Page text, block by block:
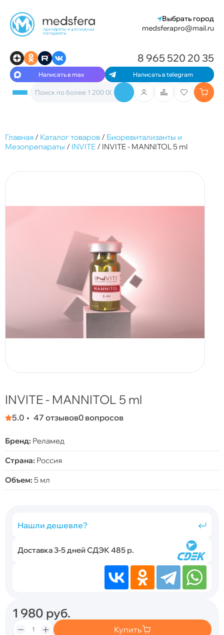
Выбрать город
medsferapro@mail.ru
Написать в max Написать в telegram
8 965 520 20 35
Главная / Каталог товаров / Биоревитализанты и
Мезопрепараты / INVITE / INVITE - MANNITOL 5 ml
INVITE - MANNITOL 5 ml
5.0 47 отзывов0 вопросов
Бренд: Реламед
Страна: Россия
Объем: 5 мл
Нашли дешевле?
Доставка 3-5 дней СДЭК 485 р.
1 980 руб.
Купить